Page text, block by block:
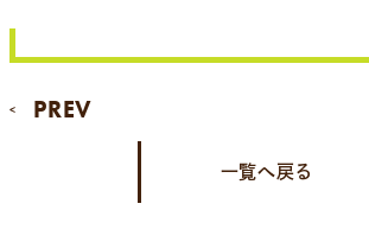
< PREV
一覧へ戻る